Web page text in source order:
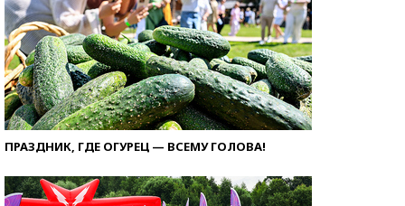
ПРАЗДНИК, ГДЕ ОГУРЕЦ — ВСЕМУ ГОЛОВА!